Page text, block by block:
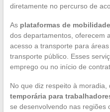
diretamente no percurso de
As plataformas de
dos departamentos, oferecem
acesso a transporte para
transporte público. Esses
emprego ou no início de
No que diz respeito à moradia,
temporária para
se desenvolvendo nas regiões